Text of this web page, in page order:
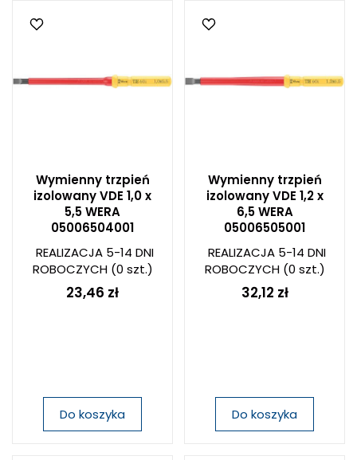
Wymienny trzpień
izolowany VDE 1,0 x
5,5 WERA
05006504001
REALIZACJA 5-14 DNI
ROBOCZYCH(0 szt.)
23,46 zł
Do koszyka
Wymienny trzpień
izolowany VDE 1,2 x
6,5 WERA
05006505001
REALIZACJA 5-14 DNI
ROBOCZYCH(0 szt.)
32,12 zł
Do koszyka